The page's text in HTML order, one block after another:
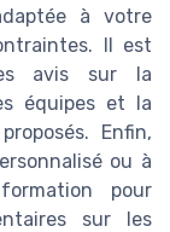
à votre
Il est
avis sur la
équipes et la
Enfin,
ou à
pour
sur les